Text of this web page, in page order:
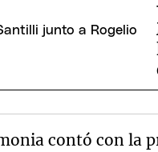
contó con la